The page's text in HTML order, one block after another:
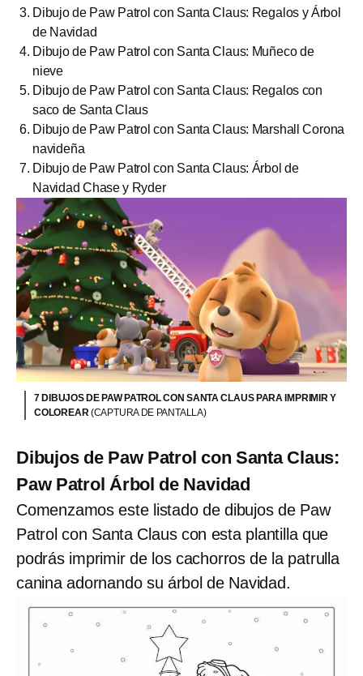
Dibujo de Paw Patrol con Santa Claus: Regalos y Árbol
de Navidad
Dibujo de Paw Patrol con Santa Claus: Muñeco de
nieve
Dibujo de Paw Patrol con Santa Claus: Regalos con
saco de Santa Claus
Dibujo de Paw Patrol con Santa Claus: Marshall Corona
navideña
Dibujo de Paw Patrol con Santa Claus: Árbol de
Navidad Chase y Ryder
7 DIBUJOS DE PAW PATROL CON SANTA CLAUS PARA IMPRIMIR Y
COLOREAR (CAPTURA DE PANTALLA)
Dibujos de Paw Patrol con Santa Claus:
Paw Patrol Árbol de Navidad
Comenzamos este listado de dibujos de Paw
Patrol con Santa Claus con esta plantilla que
podrás imprimir de los cachorros de la patrulla
canina adornando su árbol de Navidad.